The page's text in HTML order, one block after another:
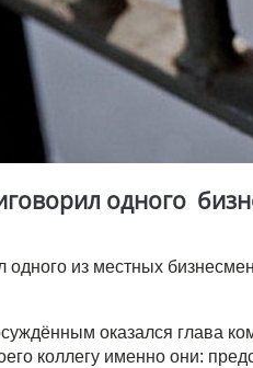
одного
одного из местных
оказался глава
коллегу именно они: